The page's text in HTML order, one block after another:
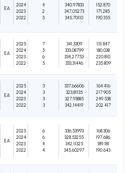
EA
2024
2023
2022
4
2
5
340,97833
347,05273
345,70110
152.870
171.285
190.355
EA
2025
2024
2023
2022
7
5
6
5
341,3309
333,08799
334,27753
333,31446
151.847
180.038
220.810
235.809
EA
2025
2024
2023
2022
3
3
3
3
337,66606
323,81135
327,93885
342,14419
164.416
217.905
249.538
202.417
EA
2025
2024
2023
2022
6
6
4
4
336,53993
328,53255
342,11325
345,60297
168.306
197.686
189.181
190.643